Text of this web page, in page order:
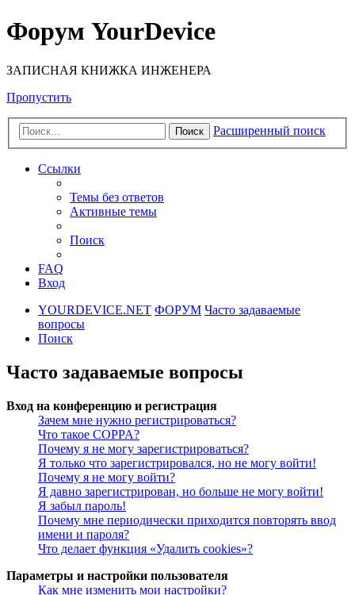
Форум YourDevice
ЗАПИСНАЯ КНИЖКА ИНЖЕНЕРА
Пропустить
Поиск Расширенный поиск
Ссылки
Темы без ответов
Активные темы
Поиск
FAQ
Вход
YOURDEVICE.NET ФОРУМ Часто задаваемые
вопросы
Поиск
Часто задаваемые вопросы
Вход на конференцию и регистрация
Зачем мне нужно регистрироваться?
Что такое COPPA?
Почему я не могу зарегистрироваться?
Я только что зарегистрировался, но не могу войти!
Почему я не могу войти?
Я давно зарегистрирован, но больше не могу войти!
Я забыл пароль!
Почему мне периодически приходится повторять ввод
имени и пароля?
Что делает функция «Удалить cookies»?
Параметры и настройки пользователя
Как мне изменить мои настройки?